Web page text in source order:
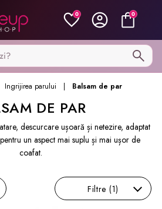
0 0
Ingrijirea parului Balsam de par
DE PAR
descurcare ușoară și netezire, adaptat
un aspect mai suplu și mai ușor de
coafat.
Filtre (1)